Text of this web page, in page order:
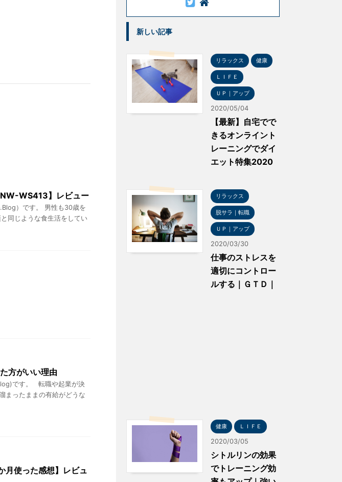
WS413】レビュー
）です。 男性も30歳を
同じような食生活をしてい
方がいい理由
です。 転職や起業が決
まったままの有給がどうな
月使った感想】レビュ
新しい記事
リラックス 健康
ＬＩＦＥ
ＵＰ｜アップ
2020/05/04
【最新】自宅でで
きるオンライント
レーニングでダイ
エット特集2020
リラックス
脱サラ｜転職
ＵＰ｜アップ
2020/03/30
仕事のストレスを
適切にコントロー
ルする｜ＧＴＤ｜
健康 ＬＩＦＥ
2020/03/05
シトルリンの効果
でトレーニング効